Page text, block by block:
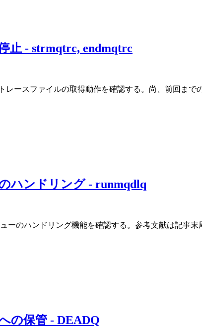
止 - strmqtrc, endmqtrc
レースファイルの取得動作を確認する。尚、前回まで
ハンドリング - runmqdlq
ューのハンドリング機能を確認する。参考文献は記事末
の保管 - DEADQ